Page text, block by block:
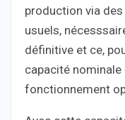
production via
usuels,
définitive et ce,
capacité
fonctionnement